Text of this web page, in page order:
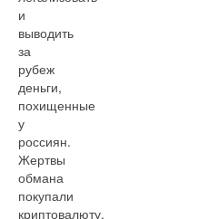
и
выводить
за
рубеж
деньги,
похищенные
у
россиян.
Жертвы
обмана
покупали
криптовалюту,